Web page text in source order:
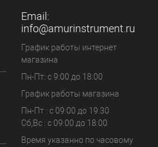
Email:
info@amurinstrument.ru
График работы интернет
магазина
Пн-Пт: с 9:00 до 18:00
График работы магазина
Пн-Пт : с 09:00 до 19:30
Сб,Вс : c 09:00 до 18:00
Время указанно по часовому